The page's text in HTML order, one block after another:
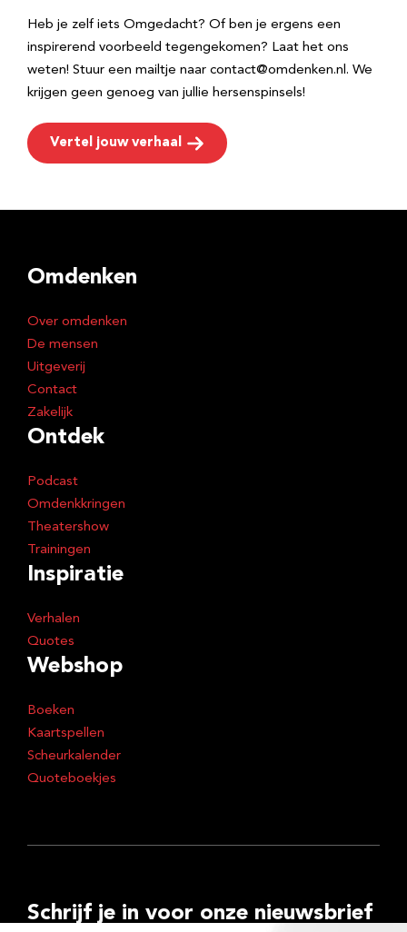
Heb je zelf iets Omgedacht? Of ben je ergens een
inspirerend voorbeeld tegengekomen? Laat het ons
weten! Stuur een mailtje naar contact@omdenken.nl. We
krijgen geen genoeg van jullie hersenspinsels!
Vertel jouw verhaal
Omdenken
Over omdenken
De mensen
Uitgeverij
Contact
Zakelijk
Ontdek
Podcast
Omdenkkringen
Theatershow
Trainingen
Inspiratie
Verhalen
Quotes
Webshop
Boeken
Kaartspellen
Scheurkalender
Quoteboekjes
Schrijf je in voor onze nieuwsbrief